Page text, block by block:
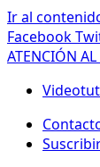
Ir al
Facebook
ATENCIÓN